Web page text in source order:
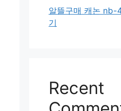
알뜰구매 캐논 nb-
기
Recent